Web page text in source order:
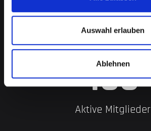
Auswahl erlauben
Ablehnen
Abteilungen
198
Aktive Mitglieder